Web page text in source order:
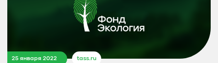
25 января 2022 tass.ru